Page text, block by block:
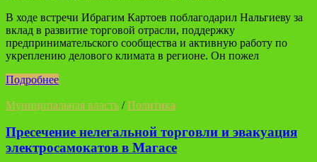
В ходе встречи Ибрагим Картоев поблагодарил Нальгиеву за
вклад в развитие торговой отрасли, поддержку
предпринимательского сообщества и активную работу по
укреплению делового климата в регионе. Он пожел
Подробнее
Муниципальная власть /Политика
Пресечение нелегальной торговли и эвакуация
электросамокатов в Магасе